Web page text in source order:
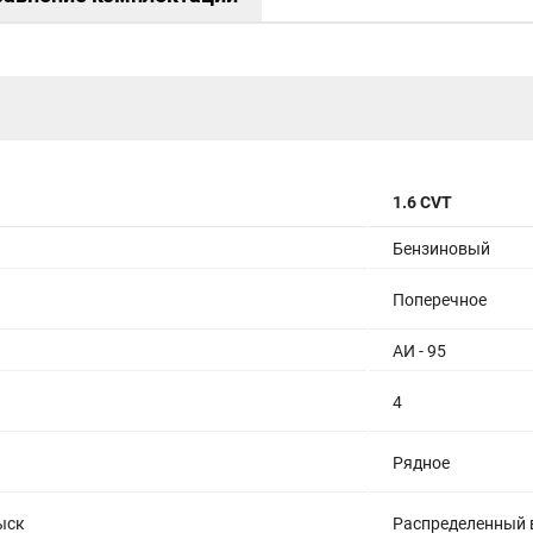
1.6 CVT
Бензиновый
Поперечное
АИ - 95
4
Рядное
Распределенный